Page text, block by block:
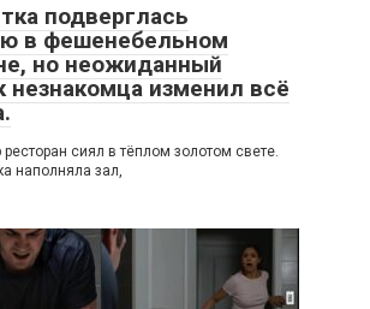
подверглась
в фешенебельном
но неожиданный
незнакомца изменил всё
ресторан сиял в тёплом золотом свете.
наполняла зал,